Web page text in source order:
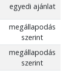
egyedi ajánlat
megállapodás
szerint
megállapodás
szerint